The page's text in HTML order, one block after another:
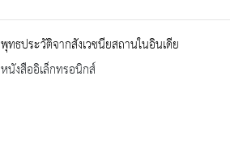
พุทธประวัติจากสังเวชนียสถานในอินเดีย
หนังสืออิเล็กทรอนิกส์